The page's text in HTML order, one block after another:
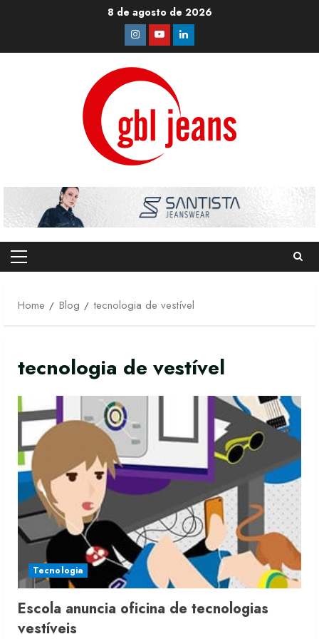
8 de agosto de 2026
Instagram
YoutubeLinkedin
Primary
Home
Blog tecnologia de vestível
tecnologia de vestível
Tecnologia
Escola anuncia oficina de tecnologias
vestíveis
Moda vende US$63,7 bilhões em